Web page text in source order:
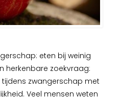
eten bij weinig
herkenbare zoekvraag:
zwangerschap met
Veel mensen weten